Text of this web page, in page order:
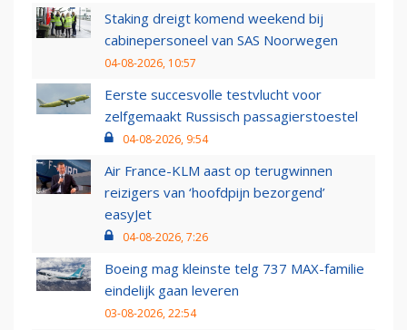
Staking dreigt komend weekend bij
cabinepersoneel van SAS Noorwegen
04-08-2026, 10:57
Eerste succesvolle testvlucht voor
zelfgemaakt Russisch passagierstoestel
04-08-2026, 9:54
Air France-KLM aast op terugwinnen
reizigers van ‘hoofdpijn bezorgend’
easyJet
04-08-2026, 7:26
Boeing mag kleinste telg 737 MAX-familie
eindelijk gaan leveren
03-08-2026, 22:54